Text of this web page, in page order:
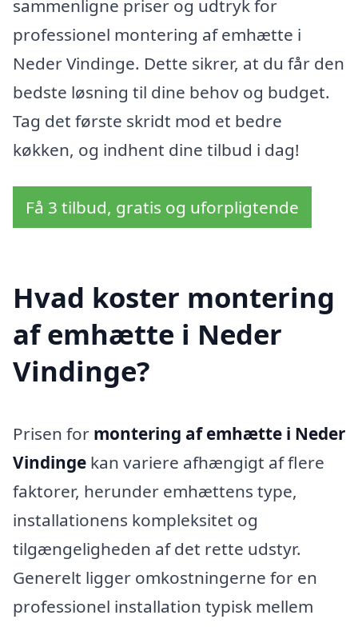
sammenligne priser og udtryk for
professionel montering af emhætte i
Neder Vindinge. Dette sikrer, at du får den
bedste løsning til dine behov og budget.
Tag det første skridt mod et bedre
køkken, og indhent dine tilbud i dag!
Få 3 tilbud, gratis og uforpligtende
Hvad koster montering
af emhætte i Neder
Vindinge?
Prisen for montering af emhætte i Neder
Vindinge kan variere afhængigt af flere
faktorer, herunder emhættens type,
installationens kompleksitet og
tilgængeligheden af det rette udstyr.
Generelt ligger omkostningerne for en
professionel installation typisk mellem